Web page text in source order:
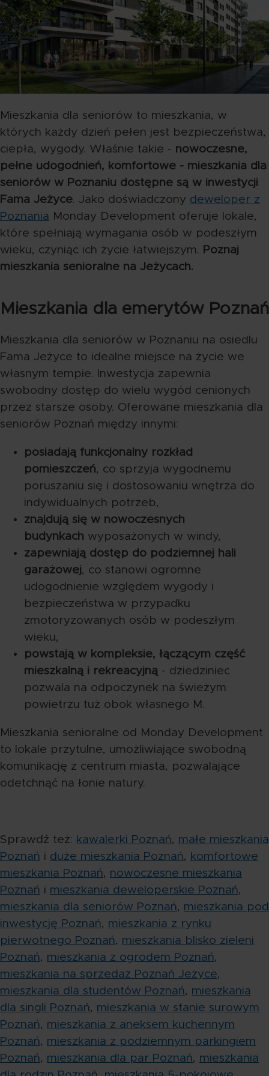
Mieszkania dla seniorów to mieszkania, w
których każdy dzień pełen jest bezpieczeństwa,
ciepła, wygody. Właśnie takie - nowoczesne,
pełne udogodnień, komfortowe - mieszkania dla
seniorów w Poznaniu dostępne są w inwestycji
Fama Jeżyce. Jako doświadczony deweloper z
Poznania Monday Development oferuje lokale,
które spełniają wymagania osób w podeszłym
wieku, czyniąc ich życie łatwiejszym. Poznaj
mieszkania senioralne na Jeżycach.
Mieszkania dla emerytów Poznań
Mieszkania dla seniorów w Poznaniu na osiedlu
Fama Jeżyce to idealne miejsce na życie we
własnym tempie. Inwestycja zapewnia
swobodny dostęp do wielu wygód cenionych
przez starsze osoby. Oferowane mieszkania dla
seniorów Poznań między innymi:
posiadają funkcjonalny rozkład
pomieszczeń, co sprzyja wygodnemu
poruszaniu się i dostosowaniu wnętrza do
indywidualnych potrzeb,
znajdują się w nowoczesnych
budynkach wyposażonych w windy,
zapewniają dostęp do podziemnej hali
garażowej, co stanowi ogromne
udogodnienie względem wygody i
bezpieczeństwa w przypadku
zmotoryzowanych osób w podeszłym
wieku,
powstają w kompleksie, łączącym część
mieszkalną i rekreacyjną - dziedziniec
pozwala na odpoczynek na świeżym
powietrzu tuż obok własnego M.
Mieszkania senioralne od Monday Development
to lokale przytulne, umożliwiające swobodną
komunikację z centrum miasta, pozwalające
odetchnąć na łonie natury.
Sprawdź też: kawalerki Poznań, małe mieszkania
Poznań i duże mieszkania Poznań, komfortowe
mieszkania Poznań, nowoczesne mieszkania
Poznań i mieszkania deweloperskie Poznań,
mieszkania dla seniorów Poznań, mieszkania pod
inwestycję Poznań, mieszkania z rynku
pierwotnego Poznań, mieszkania blisko zieleni
Poznań, mieszkania z ogrodem Poznań,
mieszkania na sprzedaż Poznań Jeżyce,
mieszkania dla studentów Poznań, mieszkania
dla singli Poznań, mieszkania w stanie surowym
Poznań, mieszkania z aneksem kuchennym
Poznań, mieszkania z podziemnym parkingiem
Poznań, mieszkania dla par Poznań, mieszkania